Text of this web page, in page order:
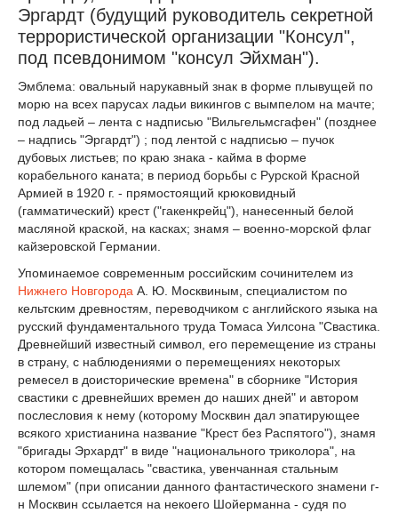
Эргардт (будущий руководитель секретной
террористической организации "Консул",
под псевдонимом "консул Эйхман").
Эмблема: овальный нарукавный знак в форме плывущей по
морю на всех парусах ладьи викингов с вымпелом на мачте;
под ладьей – лента с надписью "Вильгельмсгафен" (позднее
– надпись "Эргардт") ; под лентой с надписью – пучок
дубовых листьев; по краю знака - кайма в форме
корабельного каната; в период борьбы с Рурской Красной
Армией в 1920 г. - прямостоящий крюковидный
(гамматический) крест ("гакенкрейц"), нанесенный белой
масляной краской, на касках; знамя – военно-морской флаг
кайзеровской Германии.
Упоминаемое современным российским сочинителем из
Нижнего Новгорода А. Ю. Москвиным, специалистом по
кельтским древностям, переводчиком с английского языка на
русский фундаментального труда Томаса Уилсона "Свастика.
Древнейший известный символ, его перемещение из страны
в страну, с наблюдениями о перемещениях некоторых
ремесел в доисторические времена" в сборнике "История
свастики с древнейших времен до наших дней" и автором
послесловия к нему (которому Москвин дал эпатирующее
всякого христианина название "Крест без Распятого"), знамя
"бригады Эрхардт" в виде "национального триколора", на
котором помещалась "свастика, увенчанная стальным
шлемом" (при описании данного фантастического знамени г-
н Москвин ссылается на некоего Шойерманна - судя по